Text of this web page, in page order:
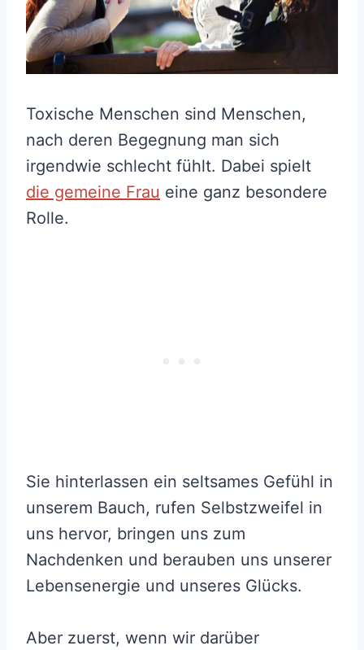
Toxische Menschen sind Menschen,
nach deren Begegnung man sich
irgendwie schlecht fühlt. Dabei spielt
die gemeine Frau eine ganz besondere
Rolle.
Sie hinterlassen ein seltsames Gefühl in
unserem Bauch, rufen Selbstzweifel in
uns hervor, bringen uns zum
Nachdenken und berauben uns unserer
Lebensenergie und unseres Glücks.
Aber zuerst, wenn wir darüber